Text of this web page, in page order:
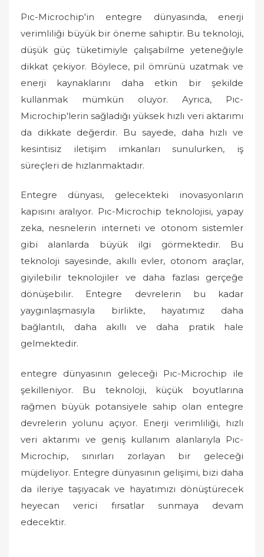
Pıc-Microchip'in entegre dünyasında, enerji
verimliliği büyük bir öneme sahiptir. Bu teknoloji,
düşük güç tüketimiyle çalışabilme yeteneğiyle
dikkat çekiyor. Böylece, pil ömrünü uzatmak ve
enerji kaynaklarını daha etkin bir şekilde
kullanmak mümkün oluyor. Ayrıca, Pıc-
Microchip'lerin sağladığı yüksek hızlı veri aktarımı
da dikkate değerdir. Bu sayede, daha hızlı ve
kesintisiz iletişim imkanları sunulurken, iş
süreçleri de hızlanmaktadır.
Entegre dünyası, gelecekteki inovasyonların
kapısını aralıyor. Pıc-Microchip teknolojisi, yapay
zeka, nesnelerin interneti ve otonom sistemler
gibi alanlarda büyük ilgi görmektedir. Bu
teknoloji sayesinde, akıllı evler, otonom araçlar,
giyilebilir teknolojiler ve daha fazlası gerçeğe
dönüşebilir. Entegre devrelerin bu kadar
yaygınlaşmasıyla birlikte, hayatımız daha
bağlantılı, daha akıllı ve daha pratik hale
gelmektedir.
entegre dünyasının geleceği Pıc-Microchip ile
şekilleniyor. Bu teknoloji, küçük boyutlarına
rağmen büyük potansiyele sahip olan entegre
devrelerin yolunu açıyor. Enerji verimliliği, hızlı
veri aktarımı ve geniş kullanım alanlarıyla Pıc-
Microchip, sınırları zorlayan bir geleceği
müjdeliyor. Entegre dünyasının gelişimi, bizi daha
da ileriye taşıyacak ve hayatımızı dönüştürecek
heyecan verici fırsatlar sunmaya devam
edecektir.